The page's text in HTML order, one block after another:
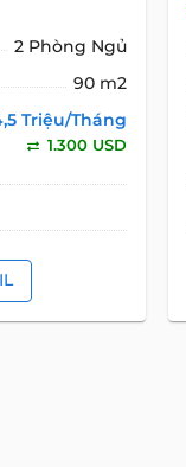
2 Phòng Ngủ
90 m2
Triệu/Tháng
1.300 USD